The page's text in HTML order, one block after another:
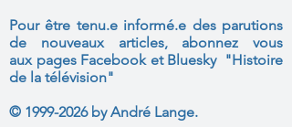
Pour être tenu.e informé.e des parutions
de nouveaux articles, abonnez vous
aux pages Facebook et Bluesky "Histoire
de la télévision"
© 1999-2026by André Lange.